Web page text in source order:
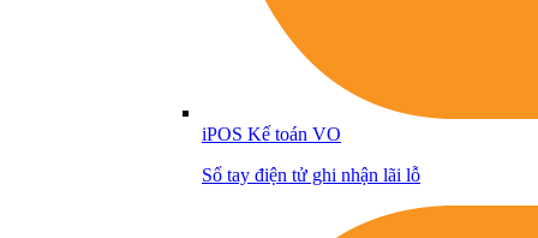
iPOS Kế toán VO
Sổ tay điện tử ghi nhận lãi lỗ